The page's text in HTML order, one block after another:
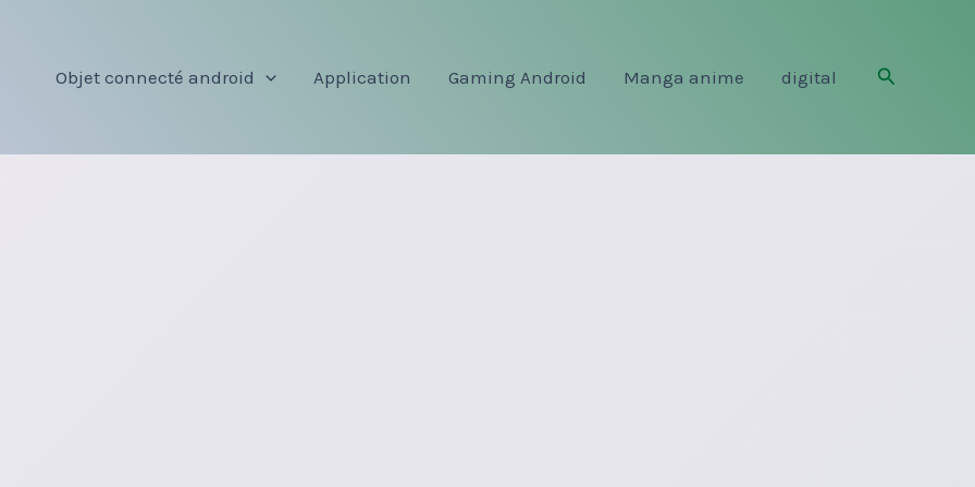
Objet connecté android Application Gaming Android Manga anime digital Rechercher